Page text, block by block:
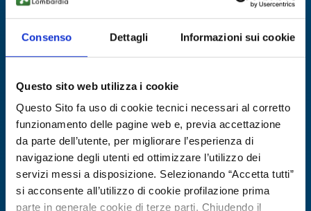
Consenso Dettagli Informazioni sui cookie
Questo sito web utilizza i cookie
Questo Sito fa uso di cookie tecnici necessari al corretto
funzionamento delle pagine web e, previa accettazione
da parte dell’utente, per migliorare l’esperienza di
navigazione degli utenti ed ottimizzare l’utilizzo dei
servizi messi a disposizione. Selezionando “Accetta tutti”
si acconsente all’utilizzo di cookie profilazione prima
parte in generale cookie di terze parti. Chiudendo il
Software Defined Radio e spectrum
sensing per applicazioni nella difesa
ID EEN: BOGB20250901018
Scade il30 gennaio 2027